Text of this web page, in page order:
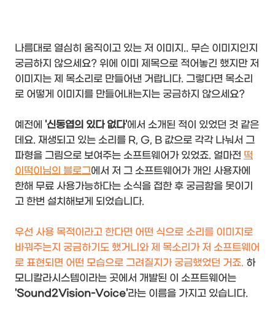
나름대로 열심히 움직이고 있는 저 이미지.. 무슨 이미지인지
궁금하지 않으세요? 위에 이미 제목으로 적어놓긴 했지만 저
이미지는 제 목소리로 만들어낸 거랍니다. 그렇다면 목소리
로 어떻게 이미지를 만들어내는지는 궁금하지 않으세요?
예전에 '신동엽의 있다 없다'에서 소개된 적이 있었던 것 같은
데요. 재생되고 있는 소리를 R, G, B 값으로 각각 나눠서 그
파형을 그림으로 보여주는 소프트웨어가 있었죠. 얼마전 떡
이떡이님의 블로그에서 저 그 소프트웨어가 개인 사용자에
한해 무료 사용가능하다는 소식을 접한 후 궁금함을 못이기
고 한번 설치해보게 되었습니다.
우선 사용 목적이라고 한다면 어떤 식으로 소리를 이미지로
바꿔주는지 궁금하기도 했거니와 제 목소리가 저 소프트웨어
로 표현되면 어떤 모습으로 그려질지가 궁금했었던 거죠. 하
모니칼라시스템이라는 곳에서 개발된 이 소프트웨어는
'Sound2Vision-Voice'라는 이름을 가지고 있습니다.